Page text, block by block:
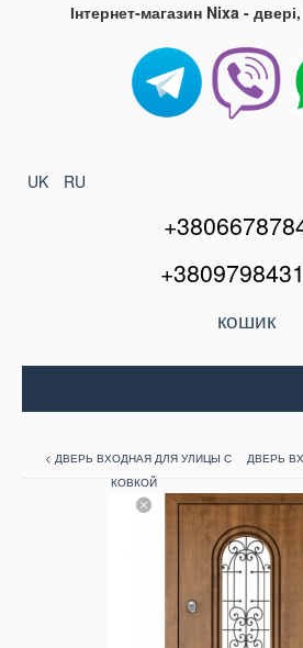
Інтернет-магазин Nixa -
UK RU
кошик
Міжкімнатні двері
Вікна та балкони
< ДВЕРЬ ВХОДНАЯ ДЛЯ УЛИЦЫ С
КОВКОЙ
ДВЕРЬ